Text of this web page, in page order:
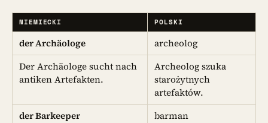
NIEMIECKI POLSKI
der Archäologe
archeolog
Der Archäologe sucht nach
antiken Artefakten.
Archeolog szuka
starożytnych
artefaktów.
der Barkeeper
barman